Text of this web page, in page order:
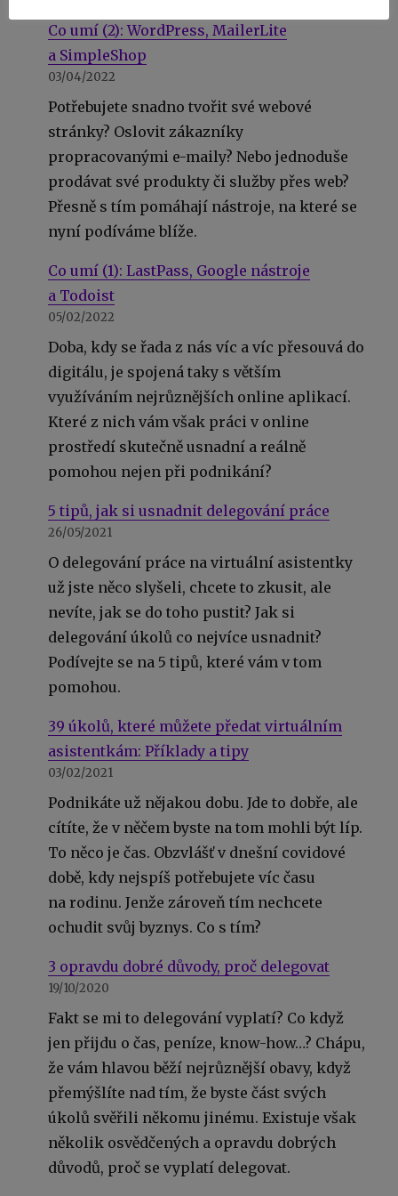
Co umí (2): WordPress, MailerLite
a SimpleShop
03/04/2022
Potřebujete snadno tvořit své webové
stránky? Oslovit zákazníky
propracovanými e-maily? Nebo jednoduše
prodávat své produkty či služby přes web?
Přesně s tím pomáhají nástroje, na které se
nyní podíváme blíže.
Co umí (1): LastPass, Google nástroje
a Todoist
05/02/2022
Doba, kdy se řada z nás víc a víc přesouvá do
digitálu, je spojená taky s větším
využíváním nejrůznějších online aplikací.
Které z nich vám však práci v online
prostředí skutečně usnadní a reálně
pomohou nejen při podnikání?
5 tipů, jak si usnadnit delegování práce
26/05/2021
O delegování práce na virtuální asistentky
už jste něco slyšeli, chcete to zkusit, ale
nevíte, jak se do toho pustit? Jak si
delegování úkolů co nejvíce usnadnit?
Podívejte se na 5 tipů, které vám v tom
pomohou.
39 úkolů, které můžete předat virtuálním
asistentkám: Příklady a tipy
03/02/2021
Podnikáte už nějakou dobu. Jde to dobře, ale
cítíte, že v něčem byste na tom mohli být líp.
To něco je čas. Obzvlášť v dnešní covidové
době, kdy nejspíš potřebujete víc času
na rodinu. Jenže zároveň tím nechcete
ochudit svůj byznys. Co s tím?
3 opravdu dobré důvody, proč delegovat
19/10/2020
Fakt se mi to delegování vyplatí? Co když
jen přijdu o čas, peníze, know-how…? Chápu,
že vám hlavou běží nejrůznější obavy, když
přemýšlíte nad tím, že byste část svých
úkolů svěřili někomu jinému. Existuje však
několik osvědčených a opravdu dobrých
důvodů, proč se vyplatí delegovat.